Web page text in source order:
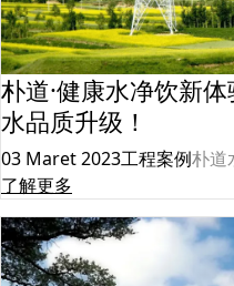
朴道·健康水净饮新
水品质升级！
03 Maret 2023工程案例朴道
了解更多